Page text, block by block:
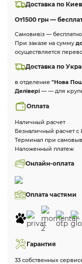
Доставка по
От1500 грн —
Самовивіз —
При заказе на сумму
осуществляется
Доставка по
в отделение "Нова
Делівері — — для
Оплата
Наличный расчет
Безналичный расчет
Терминал при
Наложенный платеж
Онлайн-оплата
Оплата частями
Гарантия
33 собственных